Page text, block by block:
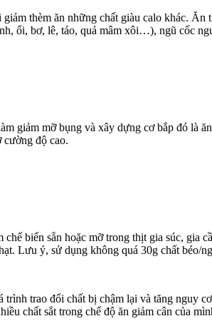
thèm ăn những chất giàu calo khác.
ổi, bơ, lê, táo, quả mâm xôi…), ngũ cốc
giảm mỡ bụng và xây dựng cơ bắp đó là
độ cao.
biến sẵn hoặc mỡ trong thịt gia súc,
Lưu ý, sử dụng không quá 30g chất béo/
trao đổi chất bị chậm lại và tăng nguy
chất sắt trong chế độ ăn giảm cân của